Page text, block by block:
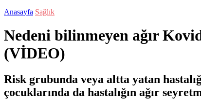
Anasayfa Sağlık
Nedeni bilinmeyen ağır
(VİDEO)
Risk grubunda veya altta yatan
çocuklarında da hastalığın ağır